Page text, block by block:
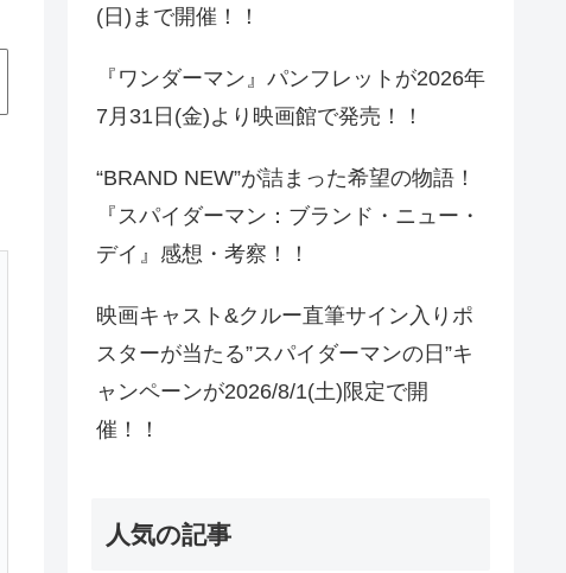
(日)まで開催！！
『ワンダーマン』パンフレットが2026年
7月31日(金)より映画館で発売！！
“BRAND NEW”が詰まった希望の物語！
『スパイダーマン：ブランド・ニュー・
デイ』感想・考察！！
映画キャスト&クルー直筆サイン入りポ
スターが当たる”スパイダーマンの日”キ
ャンペーンが2026/8/1(土)限定で開
催！！
人気の記事